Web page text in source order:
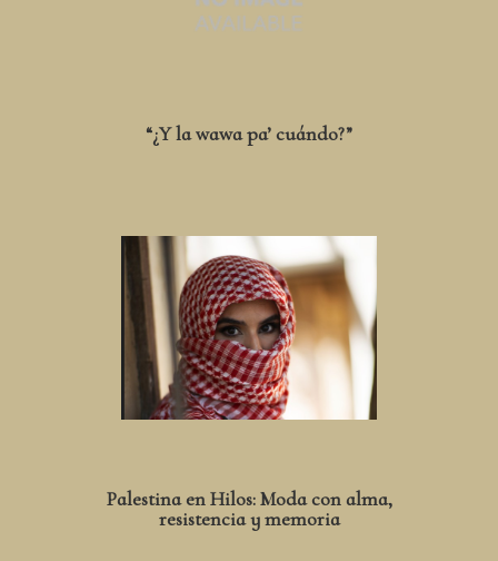
“¿Y la wawa pa’ cuándo?”
Palestina en Hilos: Moda con alma,
resistencia y memoria